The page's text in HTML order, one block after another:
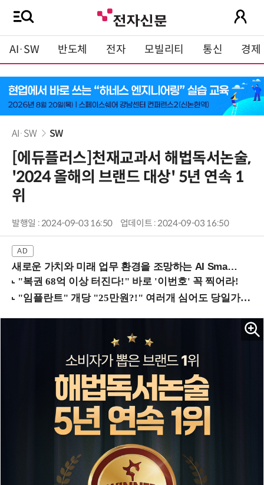
AI·SW 반도체 전자 모빌리티 통신 경제
AI·SW SW
[에듀플러스]천재교과서 해법독서논술,
'2024 올해의 브랜드 대상' 5년 연속 1
위
발행일 : 2024-09-03 16:50 업데이트 : 2024-09-03 16:50
새로운 가치와 미래 업무 환경을 조망하는 AI Smart Work Summit 2026 (9/11 코엑스)